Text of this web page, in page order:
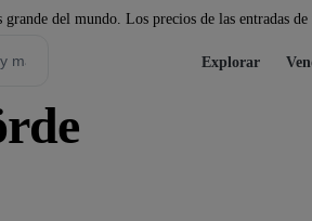
del mundo. Los precios de las entradas
Explorar